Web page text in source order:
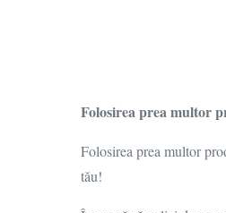
Folosirea prea multor
Folosirea prea multor
tău!